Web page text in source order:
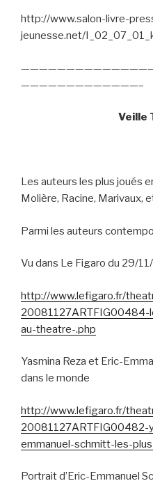
http://www.salon-livre-
jeunesse.net/
—————————————–
Veille
Les auteurs les plus joués
Molière, Racine, Marivaux,
Parmi les auteurs
Vu dans Le Figaro du 29/
http://www.lefigaro.fr/
20081127ARTFIG00484-
au-theatre-.php
Yasmina Reza et Eric-
dans le monde
http://www.lefigaro.fr/
20081127ARTFIG00482-
emmanuel-schmitt-les-
Portrait d’Eric-Emmanuel